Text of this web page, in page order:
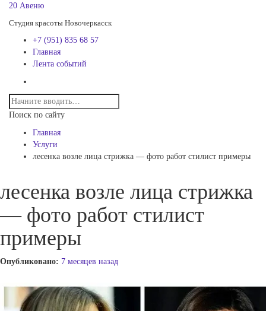
20 Авеню
Студия красоты Новочеркасск
+7 (951) 835 68 57
Главная
Лента событий
Поиск по сайту
Главная
Услуги
лесенка возле лица стрижка — фото работ стилист примеры
лесенка возле лица стрижка
— фото работ стилист
примеры
Опубликовано: 7 месяцев назад